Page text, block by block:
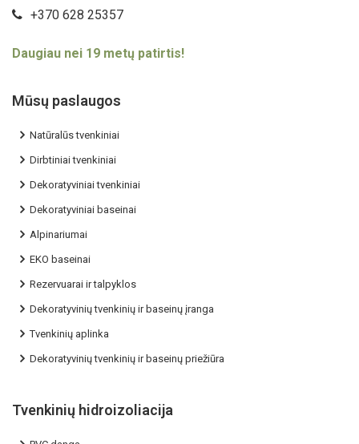
+370 628 25357
Daugiau nei 19 metų patirtis!
Mūsų paslaugos
Natūralūs tvenkiniai
Dirbtiniai tvenkiniai
Dekoratyviniai tvenkiniai
Dekoratyviniai baseinai
Alpinariumai
EKO baseinai
Rezervuarai ir talpyklos
Dekoratyvinių tvenkinių ir baseinų įranga
Tvenkinių aplinka
Dekoratyvinių tvenkinių ir baseinų priežiūra
Tvenkinių hidroizoliacija